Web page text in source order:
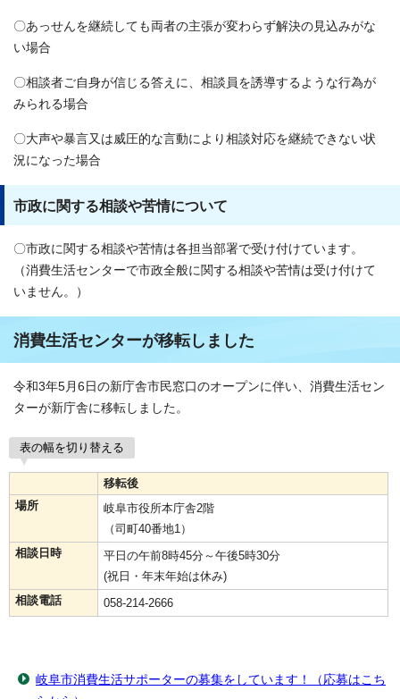
〇あっせんを継続しても両者の主張が変わらず解決の見込みがな
い場合
〇相談者ご自身が信じる答えに、相談員を誘導するような行為が
みられる場合
〇大声や暴言又は威圧的な言動により相談対応を継続できない状
況になった場合
市政に関する相談や苦情について
〇市政に関する相談や苦情は各担当部署で受け付けています。
（消費生活センターで市政全般に関する相談や苦情は受け付けて
いません。）
消費生活センターが移転しました
令和3年5月6日の新庁舎市民窓口のオープンに伴い、消費生活セン
ターが新庁舎に移転しました。
表の幅を切り替える
移転後
場所
岐阜市役所本庁舎2階
（司町40番地1）
相談日時
平日の午前8時45分～午後5時30分
(祝日・年末年始は休み)
相談電話
058-214-2666
岐阜市消費生活サポーターの募集をしています！（応募はこち